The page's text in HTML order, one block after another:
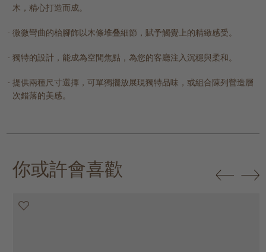
木，精心打造而成。
微微彎曲的枱腳飾以木條堆叠細節，賦予觸覺上的精緻感受。
獨特的設計，能成為空間焦點，為您的客廳注入沉穩與柔和。
提供兩種尺寸選擇，可單獨擺放展現獨特品味，或組合陳列營造層
次錯落的美感。
你或許會喜歡